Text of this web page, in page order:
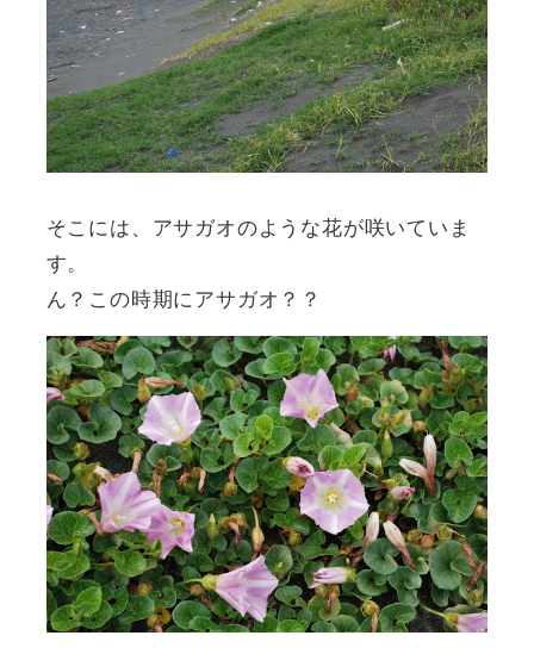
そこには、アサガオのような花が咲いていま
す。
ん？この時期にアサガオ？？